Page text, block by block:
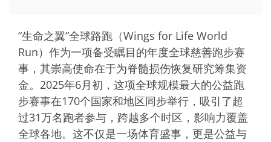
“生命之翼”全球路跑（Wings for Life World
Run）作为一项备受瞩目的年度全球慈善跑步赛
事，其崇高使命在于为脊髓损伤恢复研究筹集资
金。2025年6月初，这项全球规模最大的公益跑
步赛事在170个国家和地区同步举行，吸引了超
过31万名跑者参与，跨越多个时区，影响力覆盖
全球各地。这不仅是一场体育盛事，更是公益与